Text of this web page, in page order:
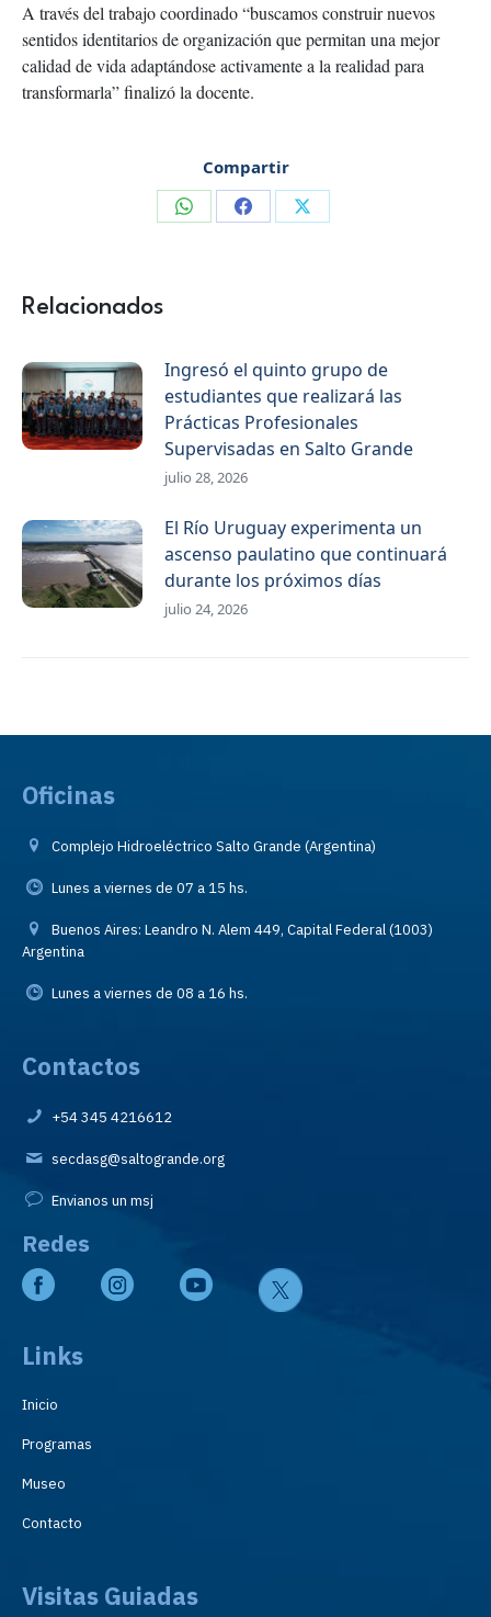
A través del trabajo coordinado “buscamos construir nuevos
sentidos identitarios de organización que permitan una mejor
calidad de vida adaptándose activamente a la realidad para
transformarla” finalizó la docente.
Compartir
CompartirCompartirCompartir
Relacionados
Ingresó el quinto grupo de
estudiantes que realizará las
Prácticas Profesionales
Supervisadas en Salto Grande
julio 28, 2026
El Río Uruguay experimenta un
ascenso paulatino que continuará
durante los próximos días
julio 24, 2026
Oficinas
Complejo Hidroeléctrico Salto Grande (Argentina)
Lunes a viernes de 07 a 15 hs.
Buenos Aires: Leandro N. Alem 449, Capital Federal (1003)
Argentina
Lunes a viernes de 08 a 16 hs.
Contactos
+54 345 4216612
secdasg@saltogrande.org
Envianos un msj
Redes
Links
Inicio
Programas
Museo
Contacto
Visitas Guiadas